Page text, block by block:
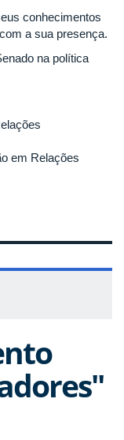
conhecimentos
a sua presença.
na política
em Relações